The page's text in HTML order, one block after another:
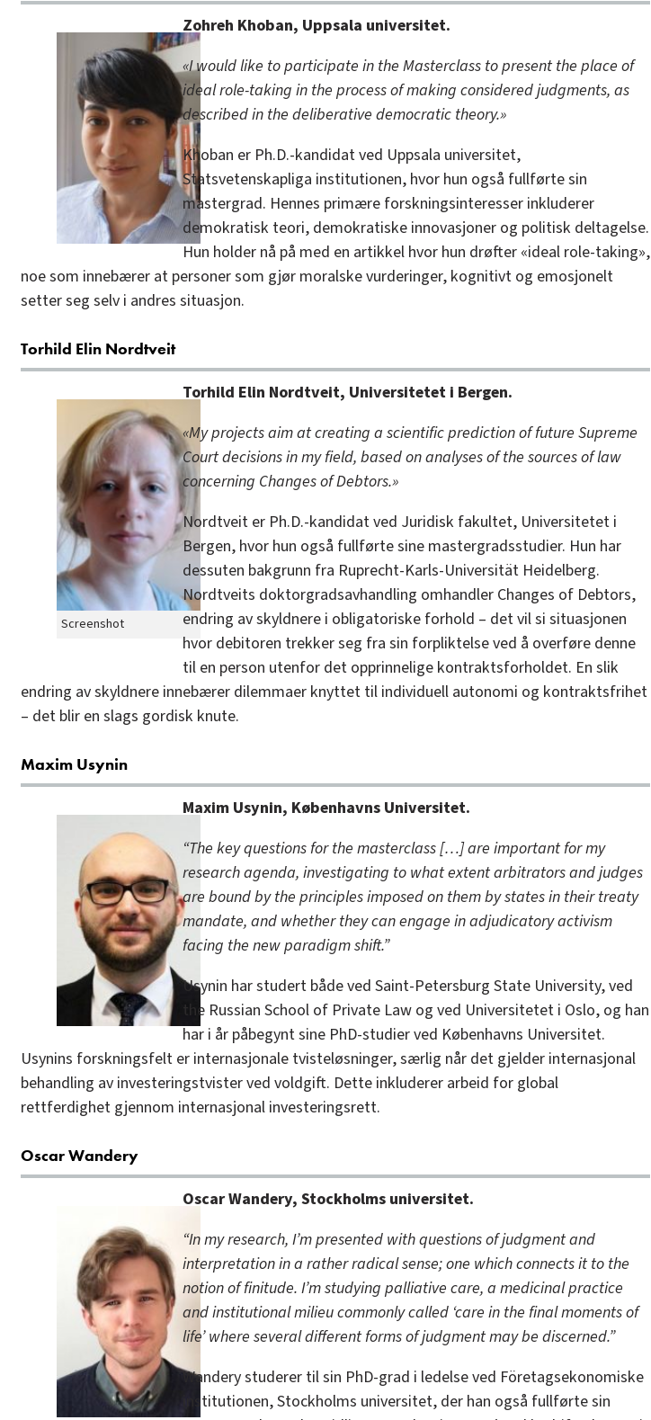
Zohreh Khoban, Uppsala universitet.
«I would like to participate in the Masterclass to present the place of
ideal role-taking in the process of making considered judgments, as
described in the deliberative democratic theory.»
Khoban er Ph.D.-kandidat ved Uppsala universitet,
Statsvetenskapliga institutionen, hvor hun også fullførte sin
mastergrad. Hennes primære forskningsinteresser inkluderer
demokratisk teori, demokratiske innovasjoner og politisk deltagelse.
Hun holder nå på med en artikkel hvor hun drøfter «ideal role-taking»,
noe som innebærer at personer som gjør moralske vurderinger, kognitivt og emosjonelt
setter seg selv i andres situasjon.
Torhild Elin Nordtveit
Screenshot
Torhild Elin Nordtveit, Universitetet i Bergen.
«My projects aim at creating a scientific prediction of future Supreme
Court decisions in my field, based on analyses of the sources of law
concerning Changes of Debtors.»
Nordtveit er Ph.D.-kandidat ved Juridisk fakultet, Universitetet i
Bergen, hvor hun også fullførte sine mastergradsstudier. Hun har
dessuten bakgrunn fra Ruprecht-Karls-Universität Heidelberg.
Nordtveits doktorgradsavhandling omhandler Changes of Debtors,
endring av skyldnere i obligatoriske forhold – det vil si situasjonen
hvor debitoren trekker seg fra sin forpliktelse ved å overføre denne
til en person utenfor det opprinnelige kontraktsforholdet. En slik
endring av skyldnere innebærer dilemmaer knyttet til individuell autonomi og kontraktsfrihet
– det blir en slags gordisk knute.
Maxim Usynin
Maxim Usynin, Københavns Universitet.
“The key questions for the masterclass […] are important for my
research agenda, investigating to what extent arbitrators and judges
are bound by the principles imposed on them by states in their treaty
mandate, and whether they can engage in adjudicatory activism
facing the new paradigm shift.”
Usynin har studert både ved Saint-Petersburg State University, ved
the Russian School of Private Law og ved Universitetet i Oslo, og han
har i år påbegynt sine PhD-studier ved Københavns Universitet.
Usynins forskningsfelt er internasjonale tvisteløsninger, særlig når det gjelder internasjonal
behandling av investeringstvister ved voldgift. Dette inkluderer arbeid for global
rettferdighet gjennom internasjonal investeringsrett.
Oscar Wandery
Oscar Wandery, Stockholms universitet.
“In my research, I’m presented with questions of judgment and
interpretation in a rather radical sense; one which connects it to the
notion of finitude. I’m studying palliative care, a medicinal practice
and institutional milieu commonly called ‘care in the final moments of
life’ where several different forms of judgment may be discerned.”
Wandery studerer til sin PhD-grad i ledelse ved Företagsekonomiske
institutionen, Stockholms universitet, der han også fullførte sin